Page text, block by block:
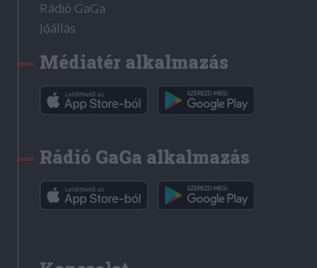
Rádió GaGa
Jóállás
Médiatér alkalmazás
Rádió GaGa alkalmazás